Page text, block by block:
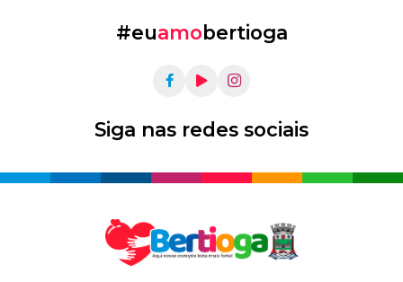
#euamobertioga
Siga nas redes sociais